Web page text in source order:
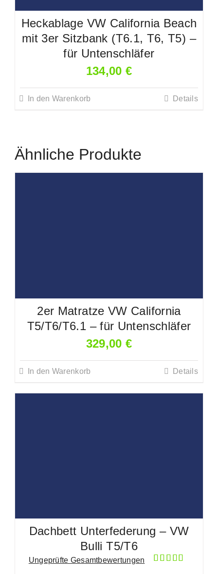
Heckablage VW California Beach
mit 3er Sitzbank (T6.1, T6, T5) –
für Untenschläfer
134,00 €
In den Warenkorb Details
Ähnliche Produkte
2er Matratze VW California
T5/T6/T6.1 – für Untenschläfer
329,00 €
In den Warenkorb Details
Dachbett Unterfederung – VW
Bulli T5/T6
Ungeprüfte Gesamtbewertungen